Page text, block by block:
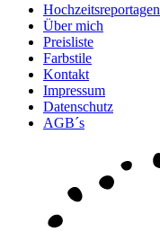
Hochzeitsreportagen
Über mich
Preisliste
Farbstile
Kontakt
Impressum
Datenschutz
AGB´s